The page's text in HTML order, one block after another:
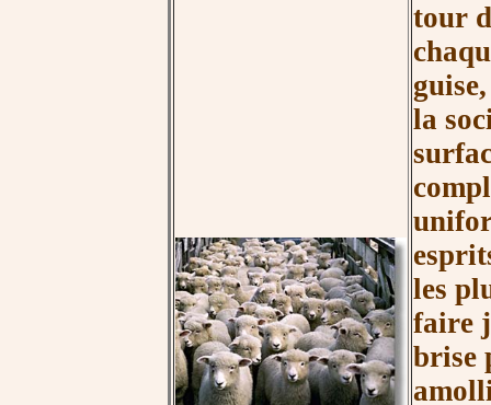
tour
la
les
faire
brise